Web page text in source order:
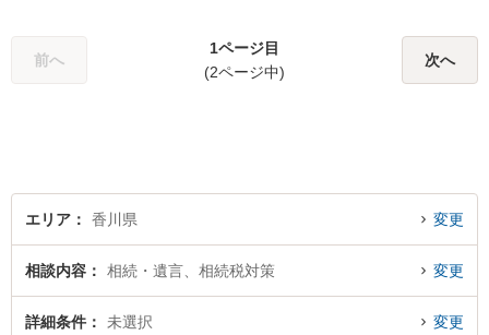
しています。お悩みの方はぜ
ひご相談ください。
前へ
1ページ目
(2ページ中)
次へ
エリア 香川県 変更
相談内容 相続・遺言、相続税対策 変更
詳細条件 未選択 変更